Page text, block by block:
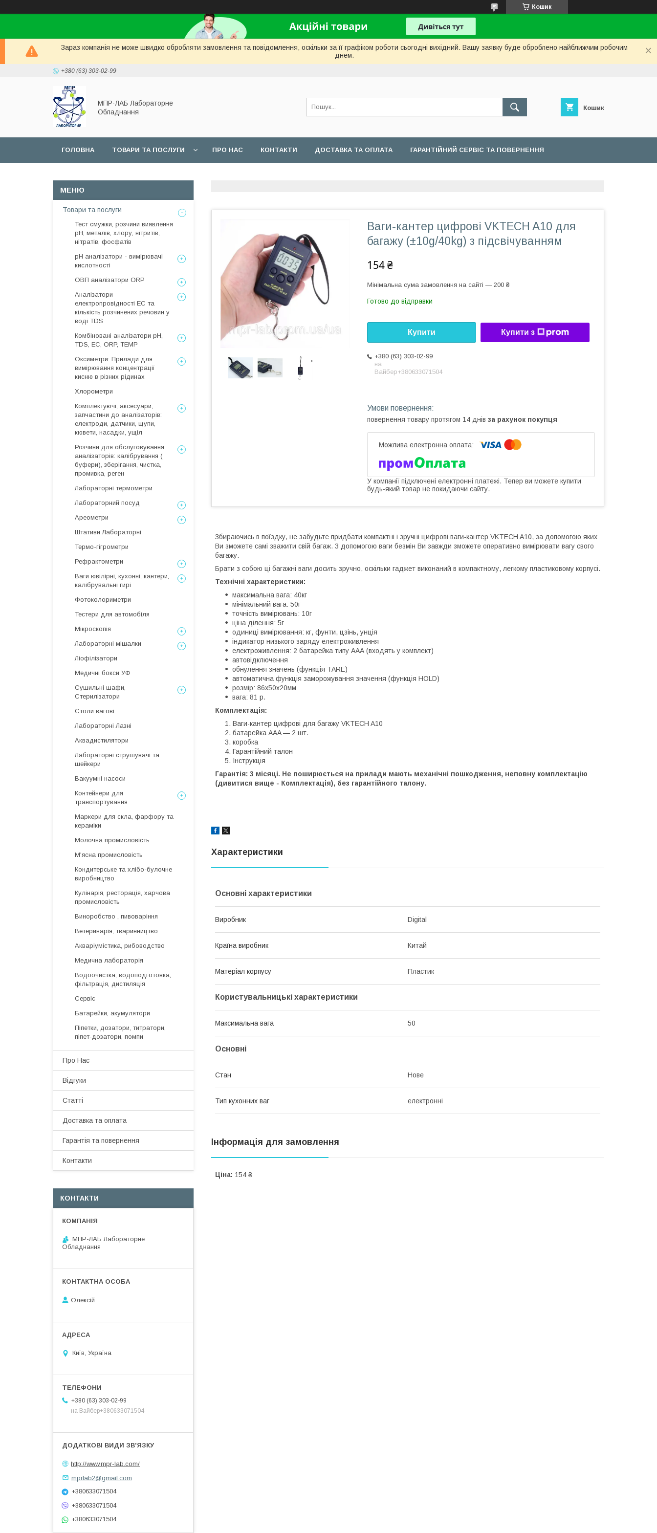
Кошик
Зараз компанія не може швидко обробляти замовлення та повідомлення, оскільки за її графіком роботи сьогодні вихідний. Вашу заявку буде оброблено найближчим робочим
днем.
+380 (63) 303-02-99
МПР-ЛАБ Лабораторне
Обладнання
Кошик
ГОЛОВНА ТОВАРИ ТА ПОСЛУГИ ПРО НАС КОНТАКТИ ДОСТАВКА ТА ОПЛАТА ГАРАНТІЙНИЙ СЕРВІС ТА ПОВЕРНЕННЯ
Ваги-кантер цифрові VKTECH A10 для
багажу (±10g/40kg) з підсвічуванням
154 ₴
Мінімальна сума замовлення на сайті — 200 ₴
Готово до відправки
Купити Купити з
+380 (63) 303-02-99
на
Вайбер+380633071504
повернення товару протягом 14 днів за рахунок покупця
У компанії підключені електронні платежі. Тепер ви можете купити
будь-який товар не покидаючи сайту.
Збираючись в поїздку, не забудьте придбати компактні і зручні цифрові ваги-кантер VKTECH A10, за допомогою яких
Ви зможете самі зважити свій багаж. З допомогою ваги безмін Ви завжди зможете оперативно вимірювати вагу свого
багажу.
Брати з собою ці багажні ваги досить зручно, оскільки гаджет виконаний в компактному, легкому пластиковому корпусі.
Технічні характеристики:
максимальна вага: 40кг
мінімальний вага: 50г
точність вимірювань: 10г
ціна ділення: 5г
одиниці вимірювання: кг, фунти, цзінь, унція
індикатор низького заряду електроживлення
електроживлення: 2 батарейка типу ААА (входять у комплект)
автовідключення
обнулення значень (функція TARE)
автоматична функція заморожування значення (функція HOLD)
розмір: 86х50х20мм
вага: 81 р.
Комплектація:
Ваги-кантер цифрові для багажу VKTECH A10
батарейка AAA — 2 шт.
коробка
Гарантійний талон
Інструкція
Гарантія: 3 місяці. Не поширюється на прилади мають механічні пошкодження, неповну комплектацію
(дивитися вище - Комплектація), без гарантійного талону.
Характеристики
Основні характеристики
Виробник Digital
Країна виробник Китай
Матеріал корпусу Пластик
Користувальницькі характеристики
Максимальна вага 50
Основні
Стан Нове
Тип кухонних ваг електронні
Інформація для замовлення
Ціна: 154 ₴
Товари та послуги
Тест смужки, розчини виявлення
рН, металів, хлору, нітритів,
нітратів, фосфатів
рН аналізатори - вимірювачі
кислотності
ОВП аналізатори ORP
Аналізатори
електропровідності EC та
кількість розчинених речовин у
воді TDS
Комбіновані аналізатори pH,
TDS, EC, ORP, TEMP
Оксиметри: Прилади для
вимірювання концентрації
кисню в різних рідинах
Хлорометри
Комплектуючі, аксесуари,
запчастини до аналізаторів:
електроди, датчики, щупи,
кювети, насадки, ущіл
Розчини для обслуговування
аналізаторів: калібрування (
буфери), зберігання, чистка,
промивка, реген
Лабораторні термометри
Лабораторний посуд
Ареометри
Штативи Лабораторні
Термо-гігрометри
Рефрактометри
Ваги ювілірні, кухонні, кантери,
калібрувальні гирі
Фотоколориметри
Тестери для автомобіля
Мікроскопія
Лабораторні мішалки
Ліофілізатори
Медичні бокси УФ
Сушильні шафи,
Стерилізатори
Столи вагові
Лабораторні Лазні
Аквадистилятори
Лабораторні струшувачі та
шейкери
Вакуумні насоси
Контейнери для
транспортування
Маркери для скла, фарфору та
кераміки
Молочна промисловість
М'ясна промисловість
Кондитерське та хлібо-булочне
виробництво
Кулінарія, ресторація, харчова
промисловість
Виноробство , пивоваріння
Ветеринарія, тваринництво
Акваріумістика, рибоводство
Медична лабораторія
Водоочистка, водоподготовка,
фільтрація, дистиляція
Сервіс
Батарейки, акумулятори
Піпетки, дозатори, титратори,
піпет-дозатори, помпи
Про Нас
Відгуки
Статті
Доставка та оплата
Гарантія та повернення
Контакти
КОНТАКТИ
МПР-ЛАБ Лабораторне
Обладнання
Олексій
Київ, Україна
+380 (63) 303-02-99
на Вайбер+380633071504
http://www.mpr-lab.com/
mprlab2@gmail.com
+380633071504
+380633071504
+380633071504